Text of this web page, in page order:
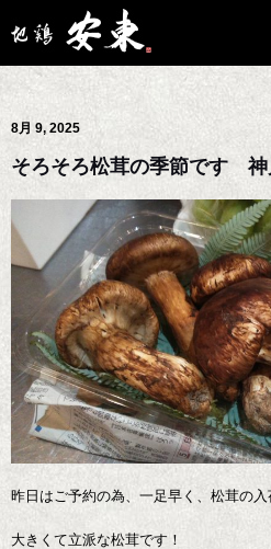
8月 9, 2025
そろそろ松茸の季節です 神
昨日はご予約の為、一足早く、松茸の入
大きくて立派な松茸です！